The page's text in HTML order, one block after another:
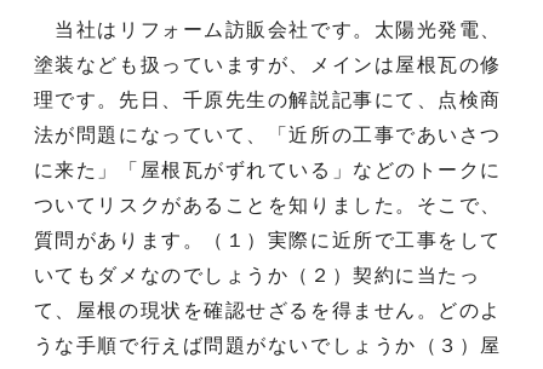
当社はリフォーム訪販会社です。太陽光発電、
塗装なども扱っていますが、メインは屋根瓦の修
理です。先日、千原先生の解説記事にて、点検商
法が問題になっていて、「近所の工事であいさつ
に来た」「屋根瓦がずれている」などのトークに
ついてリスクがあることを知りました。そこで、
質問があります。（１）実際に近所で工事をして
いてもダメなのでしょうか（２）契約に当たっ
て、屋根の現状を確認せざるを得ません。どのよ
うな手順で行えば問題がないでしょうか（３）屋